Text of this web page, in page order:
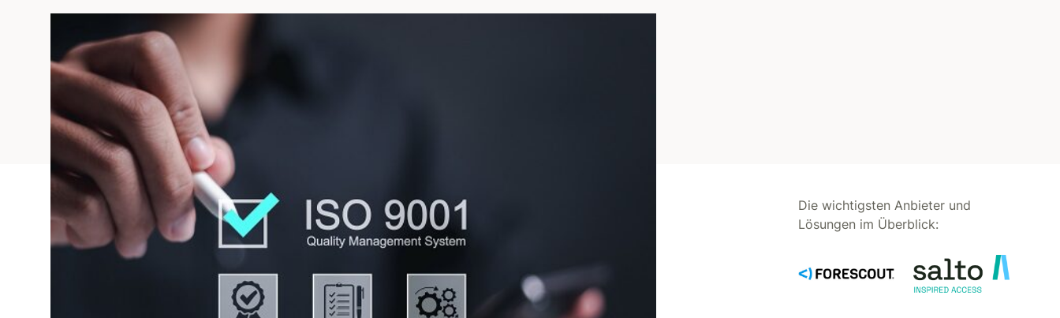
Die wichtigsten Anbieter und
Lösungen im Überblick: